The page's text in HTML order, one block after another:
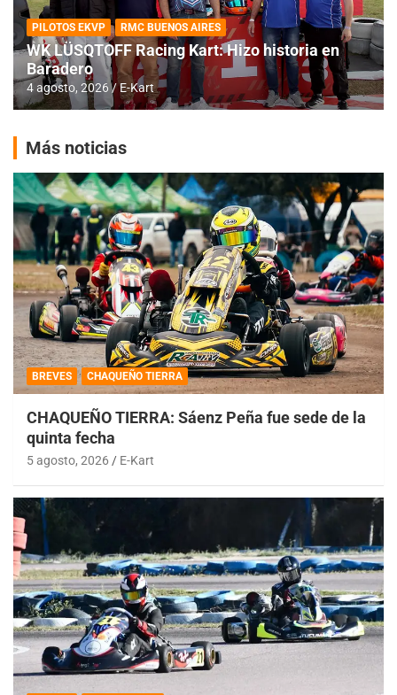
PILOTOS EKVP RMC BUENOS AIRES
WK LÜSQTOFF Racing Kart: Hizo historia en
Baradero
4 agosto, 2026 E-Kart
Más noticias
BREVES CHAQUEÑO TIERRA
CHAQUEÑO TIERRA: Sáenz Peña fue sede de la
quinta fecha
5 agosto, 2026 E-Kart